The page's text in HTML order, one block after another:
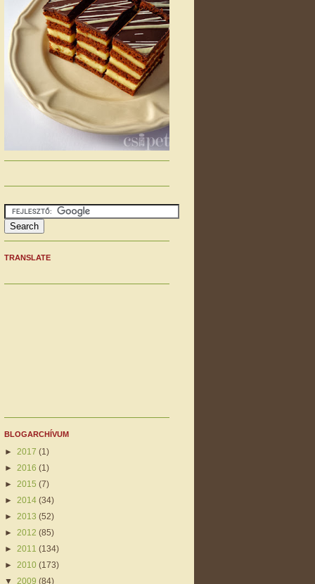
TRANSLATE
BLOGARCHÍVUM
► 2017 (1)
► 2016 (1)
► 2015 (7)
► 2014 (34)
► 2013 (52)
► 2012 (85)
► 2011 (134)
► 2010 (173)
▼ 2009 (84)